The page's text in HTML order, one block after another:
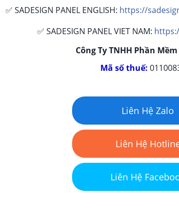
✅ SADESIGN PANEL ENGLISH: https://
✅ SADESIGN PANEL VIET NAM:
Công Ty TNHH Phần Mềm
Mã số thuế:
Liên Hệ Zalo
Liên Hệ
Liên Hệ